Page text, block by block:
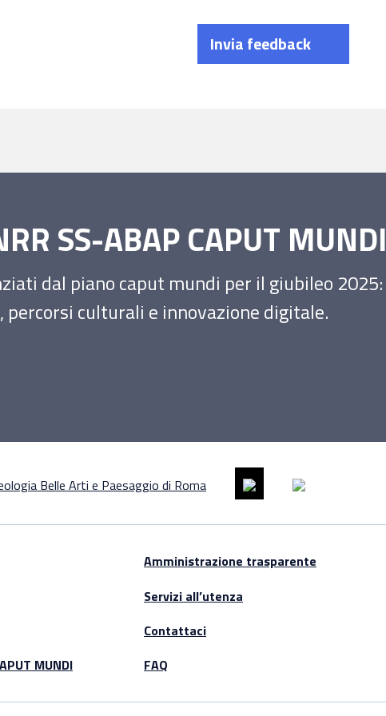
Invia feedback
SS-ABAP CAPUT MUNDI
dal piano caput mundi per il giubileo 2025:
percorsi culturali e innovazione digitale.
MUNDI
Amministrazione trasparente
Servizi all’utenza
Contattaci
FAQ